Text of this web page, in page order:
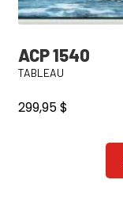
ACP 1540
TABLEAU
299,95$